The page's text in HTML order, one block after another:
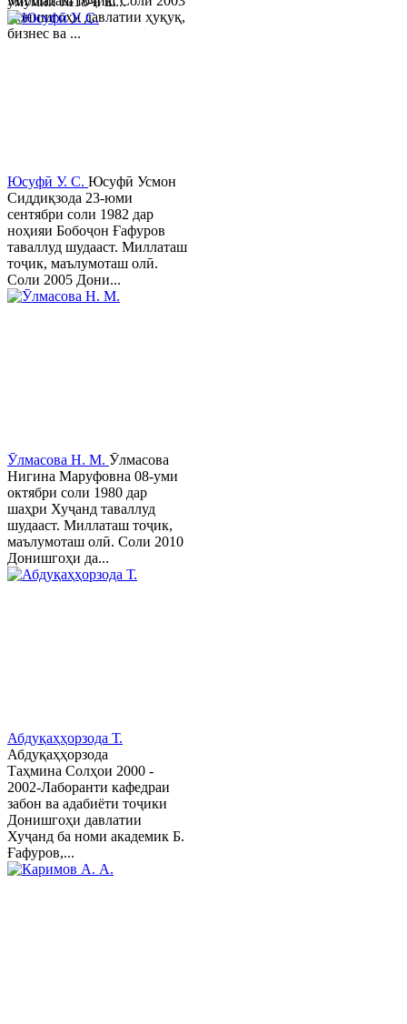
Донишгоҳи давлатии ҳуқуқ,
бизнес ва ...
Юсуфӣ У. C. Юсуфӣ Усмон
Сиддиқзода 23-юми
сентябри соли 1982 дар
ноҳияи Бобоҷон Ғафуров
таваллуд шудааст. Миллаташ
тоҷик, маълумоташ олӣ.
Соли 2005 Дони...
Ӯлмасова Н. М. Ӯлмасова
Нигина Маруфовна 08-уми
октябри соли 1980 дар
шаҳри Хуҷанд таваллуд
шудааст. Миллаташ тоҷик,
маълумоташ олӣ. Соли 2010
Донишгоҳи да...
Абдуқаҳҳорзода Т.
Абдуқаҳҳорзода
Таҳмина Солҳои 2000 -
2002-Лаборанти кафедраи
забон ва адабиёти тоҷики
Донишгоҳи давлатии
Хуҷанд ба номи академик Б.
Ғафуров,...